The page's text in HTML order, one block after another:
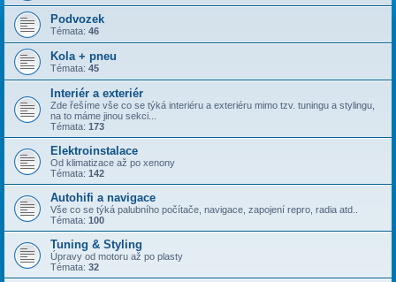
Podvozek
Témata: 46
Kola + pneu
Témata: 45
Interiér a exteriér
Zde řešíme vše co se týká interiéru a exteriéru mimo tzv. tuningu a stylingu,
na to máme jinou sekci...
Témata: 173
Elektroinstalace
Od klimatizace až po xenony
Témata: 142
Autohifi a navigace
Vše co se týká palubního počítače, navigace, zapojení repro, radia atd..
Témata: 100
Tuning & Styling
Úpravy od motoru až po plasty
Témata: 32